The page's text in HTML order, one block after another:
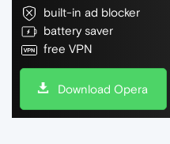
built-in ad blocker
battery saver
free VPN
Download Opera